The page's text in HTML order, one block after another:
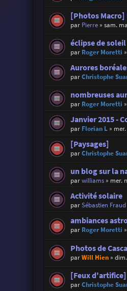
[Photos Macro]
par Pierre» sam.
éclipse de soleil
par Roger Moretti »
Aurores
parChristophe
nombreuses
par Roger Moretti »
Janvier 2015 -
par Florian L»
[Paysages]
parChristophe
un blog sur la
parwilliams» mer.
Activité solaire
parSébastien Fraud
ambiances
par Roger Moretti »
Photos de
parWill Hien»
[Feux
parChristophe